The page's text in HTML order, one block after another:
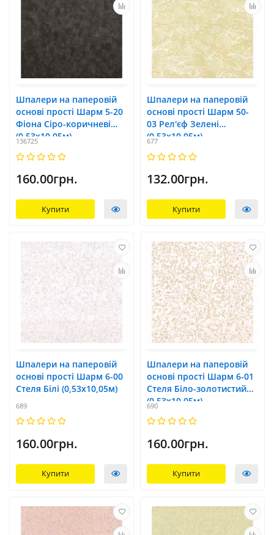
Шпалери на паперовій
основі прості Шарм 5-20
Фіона Сіро-коричневі
(0,53х10,05м)
136725
160.00грн.
Купити
Шпалери на паперовій
основі прості Шарм 50-
03 Рел'єф Зелені
(0,53х10,05м)
677
132.00грн.
Купити
Шпалери на паперовій
основі прості Шарм 6-00
Стеля Білі (0,53х10,05м)
689
160.00грн.
Купити
Шпалери на паперовій
основі прості Шарм 6-01
Стеля Біло-золотистий
(0,53х10,05м)
690
160.00грн.
Купити